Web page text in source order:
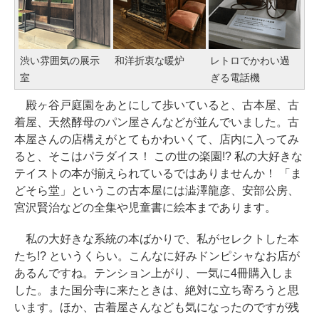
渋い雰囲気の展示
室
和洋折衷な暖炉
レトロでかわい過
ぎる電話機
殿ヶ谷戸庭園をあとにして歩いていると、古本屋、古
着屋、天然酵母のパン屋さんなどが並んでいました。古
本屋さんの店構えがとてもかわいくて、店内に入ってみ
ると、そこはパラダイス！ この世の楽園!? 私の大好きな
テイストの本が揃えられているではありませんか！ 「ま
どそら堂」というこの古本屋には澁澤龍彦、安部公房、
宮沢賢治などの全集や児童書に絵本まであります。
私の大好きな系統の本ばかりで、私がセレクトした本
たち!? というくらい。こんなに好みドンピシャなお店が
あるんですね。テンション上がり、一気に4冊購入しま
した。また国分寺に来たときは、絶対に立ち寄ろうと思
います。ほか、古着屋さんなども気になったのですが残